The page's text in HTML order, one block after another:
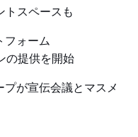
スペースも
フォーム
の提供を開始
が宣伝会議とマスメ